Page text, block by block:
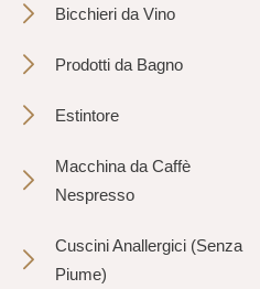
Bicchieri da Vino
Prodotti da Bagno
Estintore
Macchina da Caffè
Nespresso
Cuscini Anallergici (Senza
Piume)